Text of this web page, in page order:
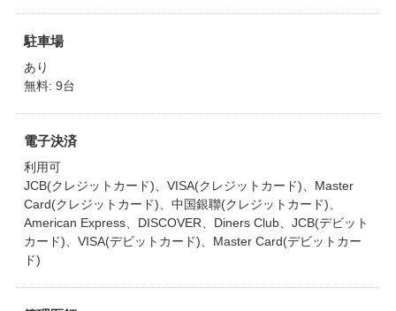
駐車場
あり
無料: 9台
電子決済
利用可
JCB(クレジットカード)、VISA(クレジットカード)、Master
Card(クレジットカード)、中国銀聯(クレジットカード)、
American Express、DISCOVER、Diners Club、JCB(デビット
カード)、VISA(デビットカード)、Master Card(デビットカー
ド)